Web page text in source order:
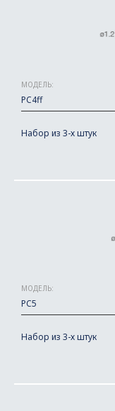
МОДЕЛЬ:
PC4ff
Набор из 3-х штук
МОДЕЛЬ:
PC5
Набор из 3-х штук